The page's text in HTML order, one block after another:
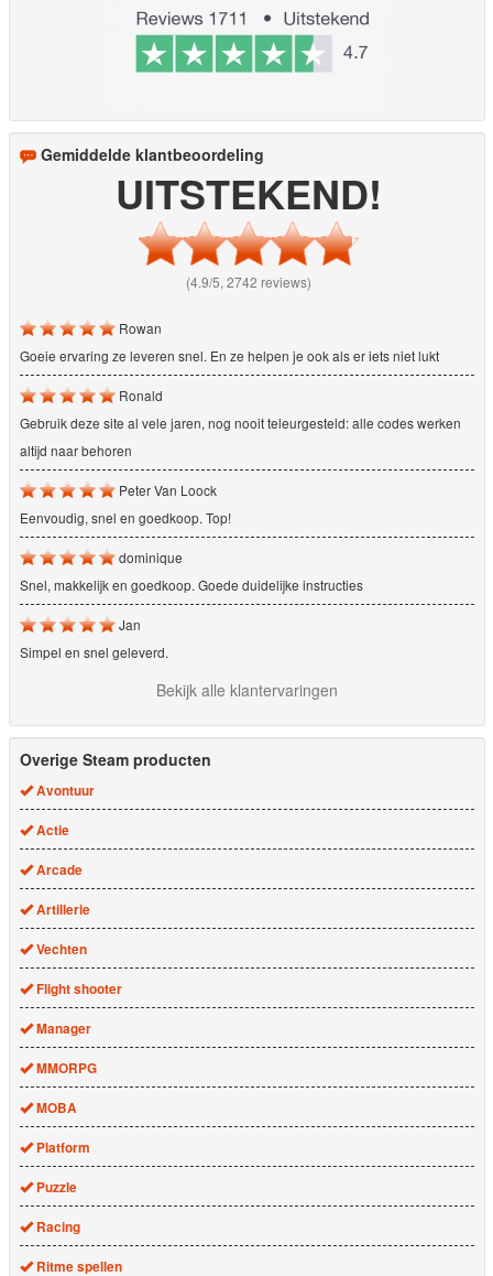
Gemiddelde klantbeoordeling
UITSTEKEND!
(4.9/5, 2742 reviews)
Rowan
Goeie ervaring ze leveren snel. En ze helpen je ook als er iets niet lukt
Ronald
Gebruik deze site al vele jaren, nog nooit teleurgesteld: alle codes werken
altijd naar behoren
Peter Van Loock
Eenvoudig, snel en goedkoop. Top!
dominique
Snel, makkelijk en goedkoop. Goede duidelijke instructies
Jan
Simpel en snel geleverd.
Bekijk alle klantervaringen
Overige Steam producten
Avontuur
Actie
Arcade
Artillerie
Vechten
Flight shooter
Manager
MMORPG
MOBA
Platform
Puzzle
Racing
Ritme spellen